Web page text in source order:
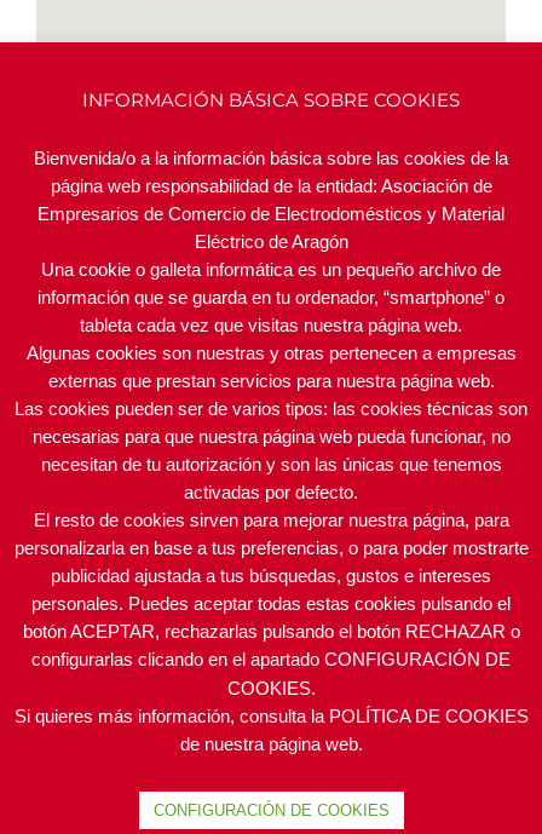
ASOCIADOS RELACIONADOS
AGUSTÍ
ELECTRODOMÉSTICOS
DINTEL
POLÍTICA DE PROTECCIÓN DE DATOS
PRIVACIDAD · SUS DATOS SEGUROS |POLÍTICA DE
COOKIES
Desarrollado porIntermedio 2.0.
INFORMACIÓN BÁSICA SOBRE COOKIES
Bienvenida/o a la información básica sobre las cookies de la
página web responsabilidad de la entidad: Asociación de
Empresarios de Comercio de Electrodomésticos y Material
Eléctrico de Aragón
Una cookie o galleta informática es un pequeño archivo de
información que se guarda en tu ordenador, “smartphone” o
tableta cada vez que visitas nuestra página web.
Algunas cookies son nuestras y otras pertenecen a empresas
externas que prestan servicios para nuestra página web.
Las cookies pueden ser de varios tipos: las cookies técnicas son
necesarias para que nuestra página web pueda funcionar, no
necesitan de tu autorización y son las únicas que tenemos
activadas por defecto.
El resto de cookies sirven para mejorar nuestra página, para
personalizarla en base a tus preferencias, o para poder mostrarte
publicidad ajustada a tus búsquedas, gustos e intereses
personales. Puedes aceptar todas estas cookies pulsando el
botón ACEPTAR, rechazarlas pulsando el botón RECHAZAR o
configurarlas clicando en el apartado CONFIGURACIÓN DE
COOKIES.
Si quieres más información, consulta la POLÍTICA DE COOKIES
de nuestra página web.
CONFIGURACIÓN DE COOKIES